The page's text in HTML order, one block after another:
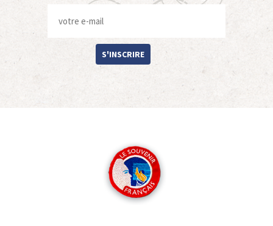
S'INSCRIRE